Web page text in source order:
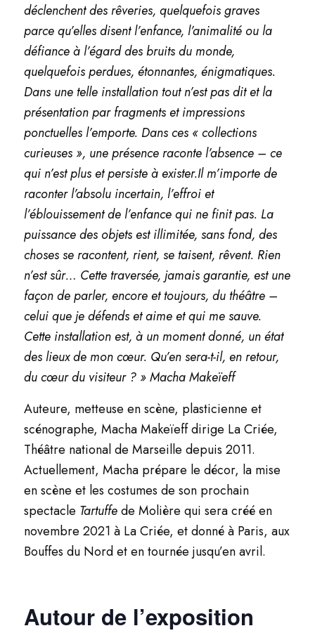
déclenchent des rêveries, quelquefois graves
parce qu’elles disentl’enfance, l’animalité ou la
défiance à l’égard des bruits du monde,
quelquefoisperdues, étonnantes, énigmatiques.
Dans une telle installation tout n’est pas dit et la
présentation par fragments et impressions
ponctuelles l’emporte. Dans ces « collections
curieuses », une présence raconte l’absence – ce
qui n’est plus et persiste à exister.Il m’importe de
raconter l’absolu incertain, l’effroi et
l’éblouissement de l’enfance quine finit pas. La
puissance des objets est illimitée, sans fond, des
choses se racontent, rient, se taisent, rêvent. Rien
n’est sûr… Cette traversée, jamais garantie, est une
façonde parler, encore et toujours, du théâtre –
celui que je défends et aime et qui me sauve.
Cette installation est, à un moment donné, un état
des lieux de mon cœur. Qu’en sera-t-il, en retour,
du cœur du visiteur ? » Macha Makeïeff
Auteure, metteuse en scène, plasticienne et
scénographe, Macha Makeïeff dirige LaCriée,
Théâtre national de Marseille depuis 2011.
Actuellement, Macha prépare le décor, la mise
en scène et les costumes de son prochain
spectacle Tartuffede Molière qui seracréé en
novembre 2021 à La Criée, et donné à Paris, aux
Bouffes du Nord et en tournée jusqu’en avril.
Autour de l’exposition